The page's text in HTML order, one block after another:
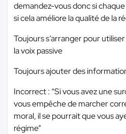
demandez-vous donc si
si cela améliore la qualité de la
Toujours s’arranger pour
la voix passive
Toujours ajouter des
Incorrect : “Si vous avez une
vous empêche de marcher
moral, il se pourrait que vous
régime”